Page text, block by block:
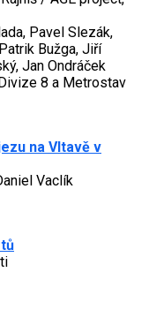
Pavel Slezák,
Bužga, Jiří
Jan Ondráček
8 a Metrostav
na Vltavě v
Vaclík